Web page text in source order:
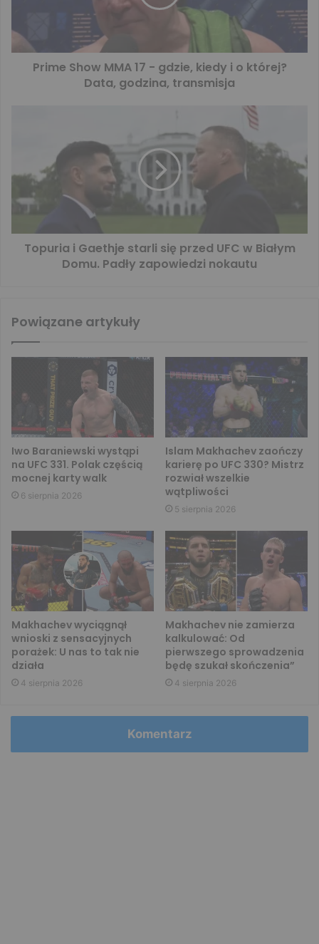
Prime Show MMA 17 - gdzie, kiedy i o której?
Data, godzina, transmisja
Topuria i Gaethje starli się przed UFC w Białym
Domu. Padły zapowiedzi nokautu
Powiązane artykuły
Iwo Baraniewski wystąpi
na UFC 331. Polak częścią
mocnej karty walk
6 sierpnia 2026
Islam Makhachev zaończy
karierę po UFC 330? Mistrz
rozwiał wszelkie
wątpliwości
5 sierpnia 2026
Makhachev wyciągnął
wnioski z sensacyjnych
porażek: U nas to tak nie
działa
4 sierpnia 2026
Makhachev nie zamierza
kalkulować: Od
pierwszego sprowadzenia
będę szukał skończenia”
4 sierpnia 2026
Komentarz